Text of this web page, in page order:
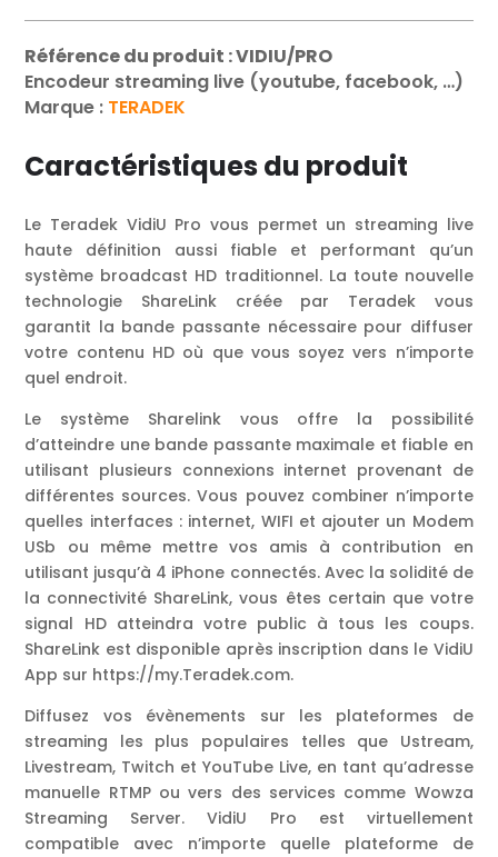
Référence du produit : VIDIU/PRO
Encodeur streaming live (youtube, facebook, …)
Marque : TERADEK
Caractéristiques du produit
Le Teradek VidiU Pro vous permet un streaming live
haute définition aussi fiable et performant qu’un
système broadcast HD traditionnel. La toute nouvelle
technologie ShareLink créée par Teradek vous
garantit la bande passante nécessaire pour diffuser
votre contenu HD où que vous soyez vers n’importe
quel endroit.
Le système Sharelink vous offre la possibilité
d’atteindre une bande passante maximale et fiable en
utilisant plusieurs connexions internet provenant de
différentes sources. Vous pouvez combiner n’importe
quelles interfaces : internet, WIFI et ajouter un Modem
USb ou même mettre vos amis à contribution en
utilisant jusqu’à 4 iPhone connectés. Avec la solidité de
la connectivité ShareLink, vous êtes certain que votre
signal HD atteindra votre public à tous les coups.
ShareLink est disponible après inscription dans le VidiU
App sur https://my.Teradek.com.
Diffusez vos évènements sur les plateformes de
streaming les plus populaires telles que Ustream,
Livestream, Twitch et YouTube Live, en tant qu’adresse
manuelle RTMP ou vers des services comme Wowza
Streaming Server. VidiU Pro est virtuellement
compatible avec n’importe quelle plateforme de